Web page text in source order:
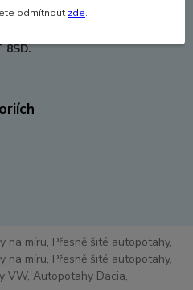
8SD.
na míru, Přesně šité autopotahy,
na míru, Přesně šité autopotahy,
VW, Autopotahy Dacia,
odmítnout zde.